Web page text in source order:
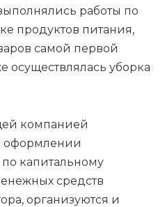
работы по
продуктов питания,
самой первой
осуществлялась уборка
компанией
оформлении
капитальному
средств
организуются и